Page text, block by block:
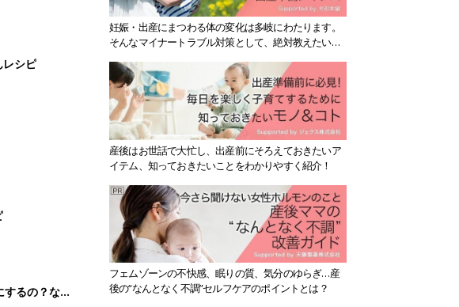
レシピ
るの？なに
妊娠・出産にまつわる体の変化は多岐にわたります。
そんなマイナートラブル対策として、絶対教えたい！
産後はお世話で大忙し、出産前にそろえておきたいア
イテム、知っておきたいことをわかりやすく紹介！
フェムゾーンの不快感、眠りの質、気分のゆらぎ…産
後の“なんとなく不調”セルフケアのポイントとは？